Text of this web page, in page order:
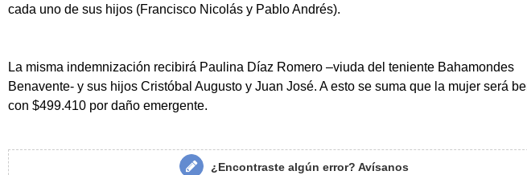
cada uno de sus hijos (Francisco Nicolás y Pablo Andrés).
La misma indemnización recibirá Paulina Díaz Romero –viuda del teniente Bahamondes
Benavente- y sus hijos Cristóbal Augusto y Juan José. A esto se suma que la mujer será
con $499.410 por daño emergente.
¿Encontraste algún error?Avísanos